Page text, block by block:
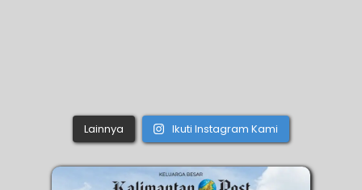
Lainnya Ikuti Instagram Kami